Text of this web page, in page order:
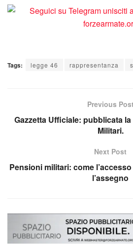
Tags: legge 46 rappresentanza
Previous Post
Gazzetta Ufficiale: pubblicata
Militari.
Next Post
Pensioni militari: come
l’assegno